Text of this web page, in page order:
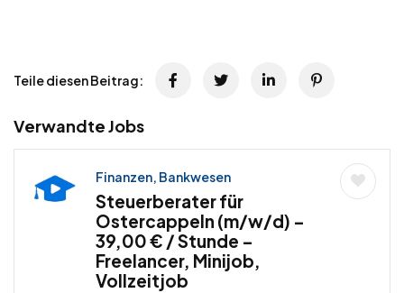
Teile diesen Beitrag:
Verwandte Jobs
Finanzen, Bankwesen
Steuerberater für
Ostercappeln (m/w/d) –
39,00 € / Stunde –
Freelancer, Minijob,
Vollzeitjob